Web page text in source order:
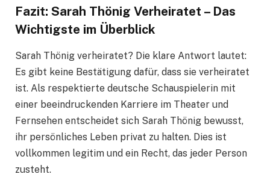
Fazit: Sarah Thönig Verheiratet – Das
Wichtigste im Überblick
Sarah Thönig verheiratet? Die klare Antwort lautet:
Es gibt keine Bestätigung dafür, dass sie verheiratet
ist. Als respektierte deutsche Schauspielerin mit
einer beeindruckenden Karriere im Theater und
Fernsehen entscheidet sich Sarah Thönig bewusst,
ihr persönliches Leben privat zu halten. Dies ist
vollkommen legitim und ein Recht, das jeder Person
zusteht.